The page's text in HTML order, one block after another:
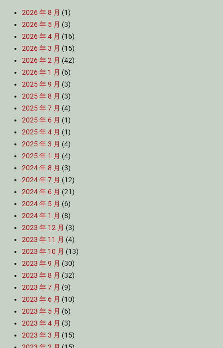
2026 年 8 月 (1)
2026 年 5 月 (3)
2026 年 4 月 (16)
2026 年 3 月 (15)
2026 年 2 月 (42)
2026 年 1 月 (6)
2025 年 9 月 (3)
2025 年 8 月 (3)
2025 年 7 月 (4)
2025 年 6 月 (1)
2025 年 4 月 (1)
2025 年 3 月 (4)
2025 年 1 月 (4)
2024 年 8 月 (3)
2024 年 7 月 (12)
2024 年 6 月 (21)
2024 年 5 月 (6)
2024 年 1 月 (8)
2023 年 12 月 (3)
2023 年 11 月 (4)
2023 年 10 月 (13)
2023 年 9 月 (30)
2023 年 8 月 (32)
2023 年 7 月 (9)
2023 年 6 月 (10)
2023 年 5 月 (6)
2023 年 4 月 (3)
2023 年 3 月 (15)